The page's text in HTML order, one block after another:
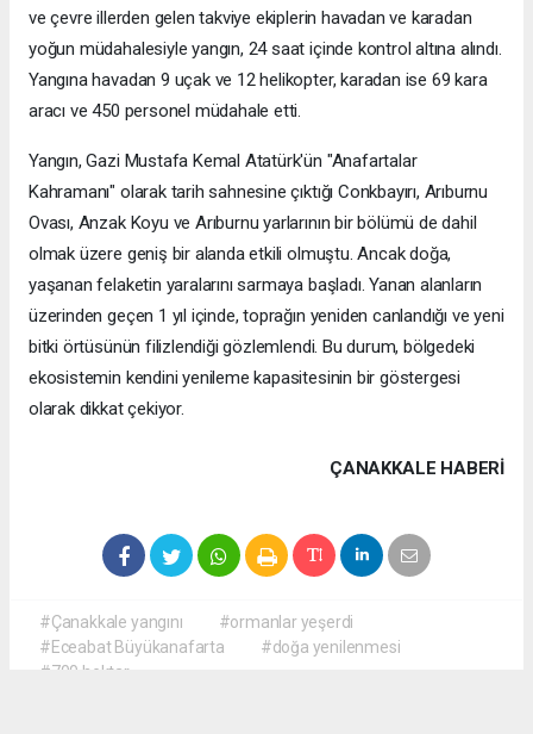
ve çevre illerden gelen takviye ekiplerin havadan ve karadan
yoğun müdahalesiyle yangın, 24 saat içinde kontrol altına alındı.
Yangına havadan 9 uçak ve 12 helikopter, karadan ise 69 kara
aracı ve 450 personel müdahale etti.
Yangın, Gazi Mustafa Kemal Atatürk'ün "Anafartalar
Kahramanı" olarak tarih sahnesine çıktığı Conkbayırı, Arıburnu
Ovası, Anzak Koyu ve Arıburnu yarlarının bir bölümü de dahil
olmak üzere geniş bir alanda etkili olmuştu. Ancak doğa,
yaşanan felaketin yaralarını sarmaya başladı. Yanan alanların
üzerinden geçen 1 yıl içinde, toprağın yeniden canlandığı ve yeni
bitki örtüsünün filizlendiği gözlemlendi. Bu durum, bölgedeki
ekosistemin kendini yenileme kapasitesinin bir göstergesi
olarak dikkat çekiyor.
ÇANAKKALE HABERİ
#Çanakkale yangını
#ormanlar yeşerdi
#Eceabat Büyükanafarta
#doğa yenilenmesi
#700 hektar